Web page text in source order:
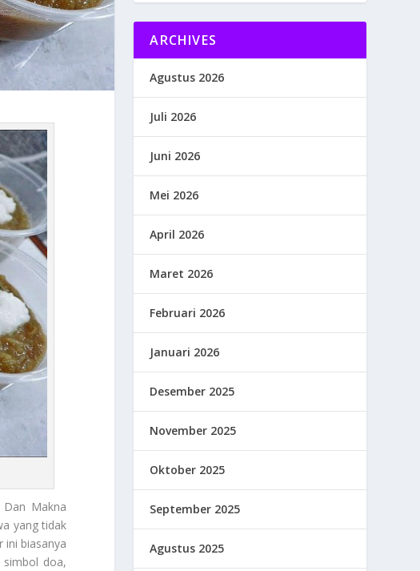
Makna
yang tidak
ini biasanya
doa,
ARCHIVES
Agustus 2026
Juli 2026
Juni 2026
Mei 2026
April 2026
Maret 2026
Februari 2026
Januari 2026
Desember 2025
November 2025
Oktober 2025
September 2025
Agustus 2025